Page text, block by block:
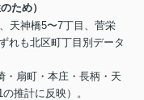
ため）
天神橋5〜7丁目、菅栄
れも北区町丁目別データ
・扇町・本庄・長柄・天
推計に反映）。